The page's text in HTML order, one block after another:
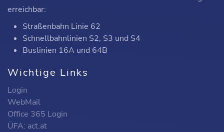
erreichbar:
Straßenbahn Linie 62
Schnellbahnlinien S2, S3 und S4
Buslinien 16A und 64B
Wichtige Links
Login
WebMail
Office 365 Login
ÜFA: act.at